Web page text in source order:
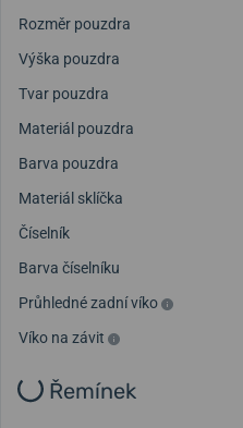
Rozměr pouzdra
Výška pouzdra
Tvar pouzdra
Materiál pouzdra
Barva pouzdra
Materiál sklíčka
Číselník
Barva číselníku
Průhledné zadní víko
Víko na závit
Řemínek